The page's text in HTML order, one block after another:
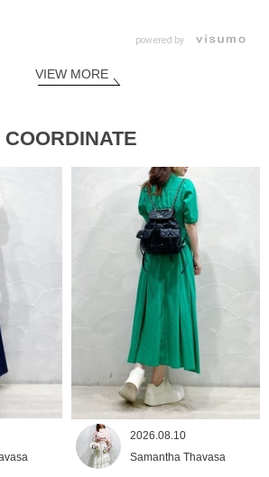
powered by
VIEW MORE
COORDINATE
2026.08.10
Samantha Thavasa